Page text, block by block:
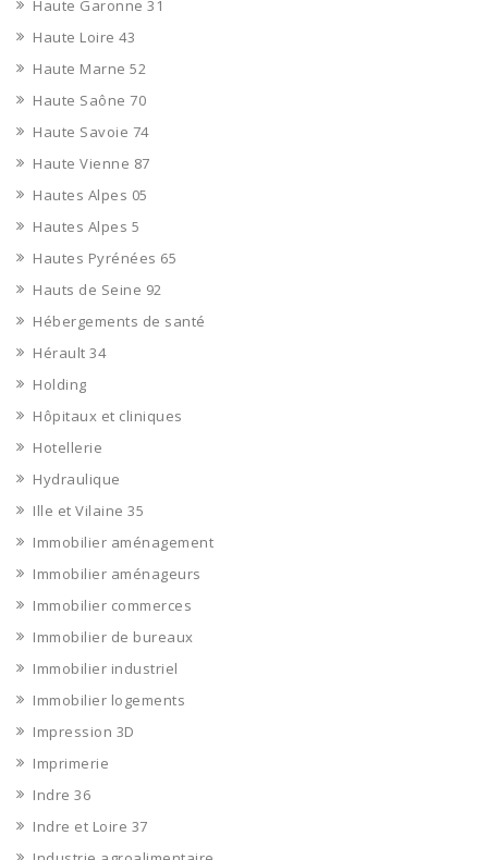
Haute Garonne 31
Haute Loire 43
Haute Marne 52
Haute Saône 70
Haute Savoie 74
Haute Vienne 87
Hautes Alpes 05
Hautes Alpes 5
Hautes Pyrénées 65
Hauts de Seine 92
Hébergements de santé
Hérault 34
Holding
Hôpitaux et cliniques
Hotellerie
Hydraulique
Ille et Vilaine 35
Immobilier aménagement
Immobilier aménageurs
Immobilier commerces
Immobilier de bureaux
Immobilier industriel
Immobilier logements
Impression 3D
Imprimerie
Indre 36
Indre et Loire 37